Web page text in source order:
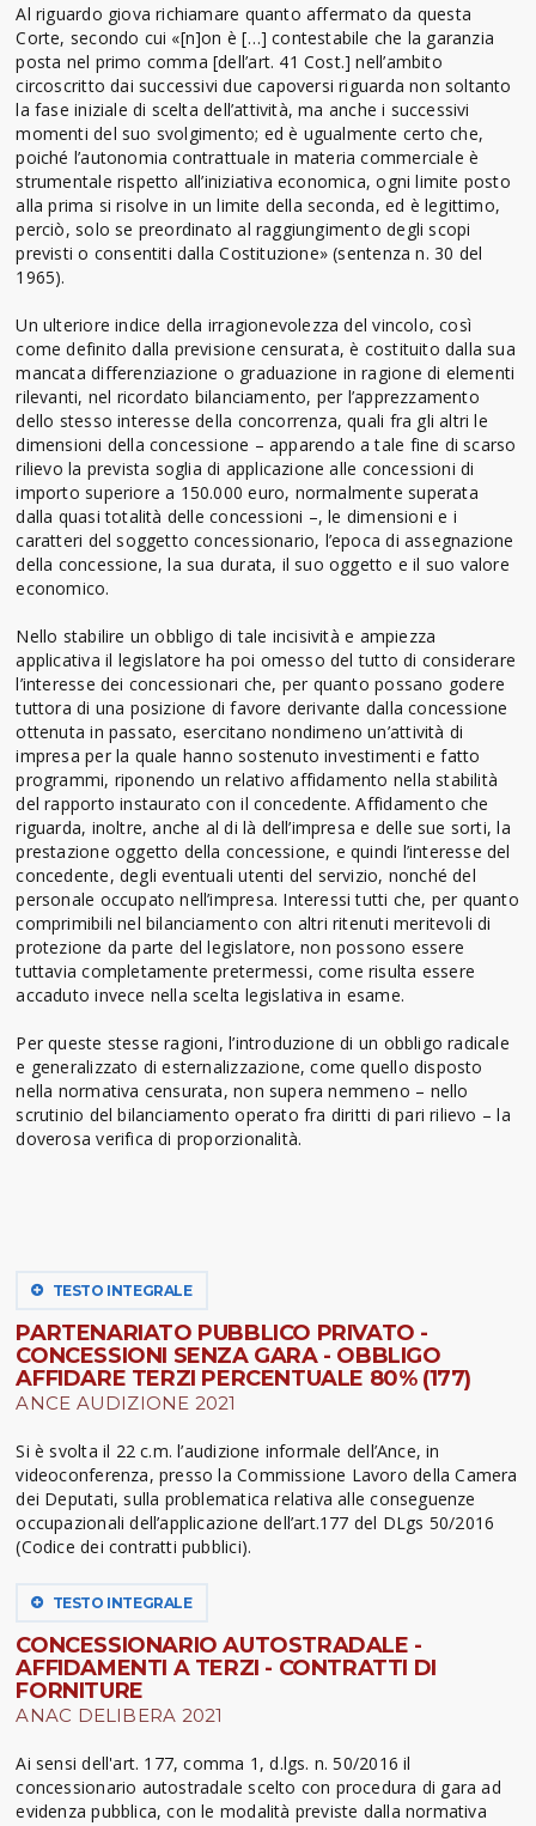
Al riguardo giova richiamare quanto affermato da questa
Corte, secondo cui «[n]on è […] contestabile che la garanzia
posta nel primo comma [dell’art. 41 Cost.] nell’ambito
circoscritto dai successivi due capoversi riguarda non soltanto
la fase iniziale di scelta dell’attività, ma anche i successivi
momenti del suo svolgimento; ed è ugualmente certo che,
poiché l’autonomia contrattuale in materia commerciale è
strumentale rispetto all’iniziativa economica, ogni limite posto
alla prima si risolve in un limite della seconda, ed è legittimo,
perciò, solo se preordinato al raggiungimento degli scopi
previsti o consentiti dalla Costituzione» (sentenza n. 30 del
1965).
Un ulteriore indice della irragionevolezza del vincolo, così
come definito dalla previsione censurata, è costituito dalla sua
mancata differenziazione o graduazione in ragione di elementi
rilevanti, nel ricordato bilanciamento, per l’apprezzamento
dello stesso interesse della concorrenza, quali fra gli altri le
dimensioni della concessione – apparendo a tale fine di scarso
rilievo la prevista soglia di applicazione alle concessioni di
importo superiore a 150.000 euro, normalmente superata
dalla quasi totalità delle concessioni –, le dimensioni e i
caratteri del soggetto concessionario, l’epoca di assegnazione
della concessione, la sua durata, il suo oggetto e il suo valore
economico.
Nello stabilire un obbligo di tale incisività e ampiezza
applicativa il legislatore ha poi omesso del tutto di considerare
l’interesse dei concessionari che, per quanto possano godere
tuttora di una posizione di favore derivante dalla concessione
ottenuta in passato, esercitano nondimeno un’attività di
impresa per la quale hanno sostenuto investimenti e fatto
programmi, riponendo un relativo affidamento nella stabilità
del rapporto instaurato con il concedente. Affidamento che
riguarda, inoltre, anche al di là dell’impresa e delle sue sorti, la
prestazione oggetto della concessione, e quindi l’interesse del
concedente, degli eventuali utenti del servizio, nonché del
personale occupato nell’impresa. Interessi tutti che, per quanto
comprimibili nel bilanciamento con altri ritenuti meritevoli di
protezione da parte del legislatore, non possono essere
tuttavia completamente pretermessi, come risulta essere
accaduto invece nella scelta legislativa in esame.
Per queste stesse ragioni, l’introduzione di un obbligo radicale
e generalizzato di esternalizzazione, come quello disposto
nella normativa censurata, non supera nemmeno – nello
scrutinio del bilanciamento operato fra diritti di pari rilievo – la
doverosa verifica di proporzionalità.
TESTO INTEGRALE
PARTENARIATO PUBBLICO PRIVATO -
CONCESSIONI SENZA GARA - OBBLIGO
AFFIDARE TERZI PERCENTUALE 80% (177)
ANCE AUDIZIONE 2021
Si è svolta il 22 c.m. l’audizione informale dell’Ance, in
videoconferenza, presso la Commissione Lavoro della Camera
dei Deputati, sulla problematica relativa alle conseguenze
occupazionali dell’applicazione dell’art.177 del DLgs 50/2016
(Codice dei contratti pubblici).
TESTO INTEGRALE
CONCESSIONARIO AUTOSTRADALE -
AFFIDAMENTI A TERZI - CONTRATTI DI
FORNITURE
ANAC DELIBERA 2021
Ai sensi dell'art. 177, comma 1, d.lgs. n. 50/2016 il
concessionario autostradale scelto con procedura di gara ad
evidenza pubblica, con le modalità previste dalla normativa